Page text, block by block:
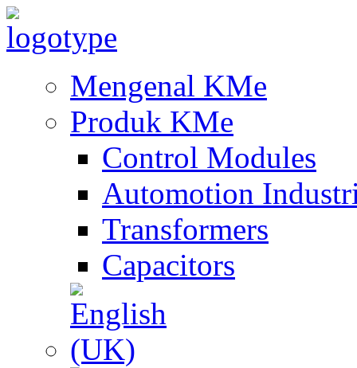
Mengenal KMe
Produk KMe
Control Modules
Automotion
Transformers
Capacitors